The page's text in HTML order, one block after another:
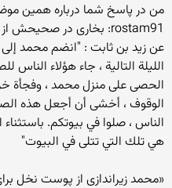
من در پاسخ شما درباره همین
rostam91: بخاری در صحیحش از قول زید بن ثابت آورده:
عن زيد بن ثابت : "انضم محمد إلى
الليلة التالية ، جاء هؤلاء الناس
الحصى على منزل محمد ، وفجأة
الوقوف ، أخشى أن أجعل هذه
الناس ، صلوا في بيوتكم.
هي تلك التي تتلى في البيوت"
«محمد زیراندازی از پوست